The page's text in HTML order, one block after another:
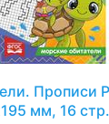
Прописи
мм, 16